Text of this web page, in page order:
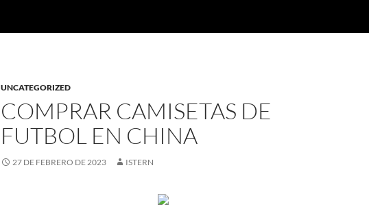
UNCATEGORIZED
COMPRAR CAMISETAS DE
FUTBOL EN CHINA
27 DE FEBRERO DE 2023 ISTERN